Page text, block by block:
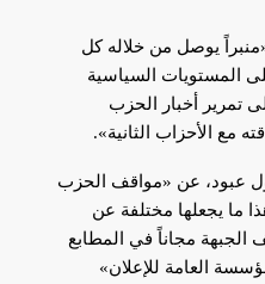
يوصل من خلاله كل
المستويات السياسية
تمرير أخبار الحزب
مع الأحزاب الثانية».
عبود، عن «مواقف الحزب
ما يجعلها مختلفة عن
مجاناً في المطابع
العامة للإعلان»